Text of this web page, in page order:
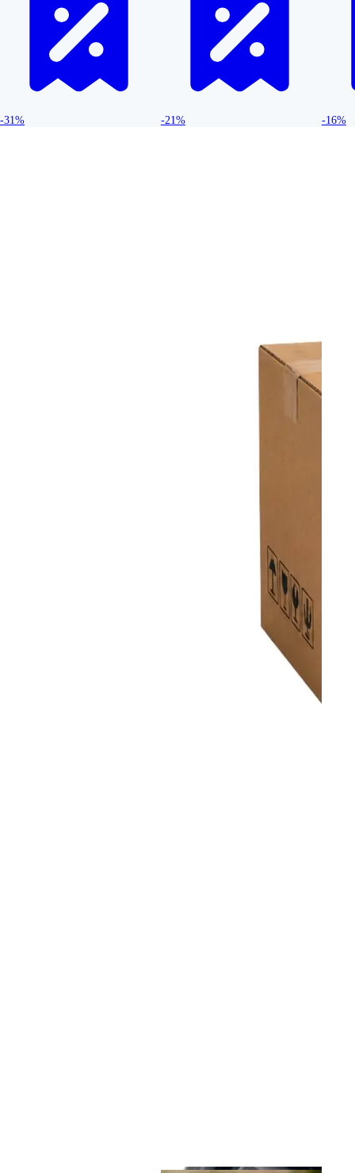
-31% -21% -16%